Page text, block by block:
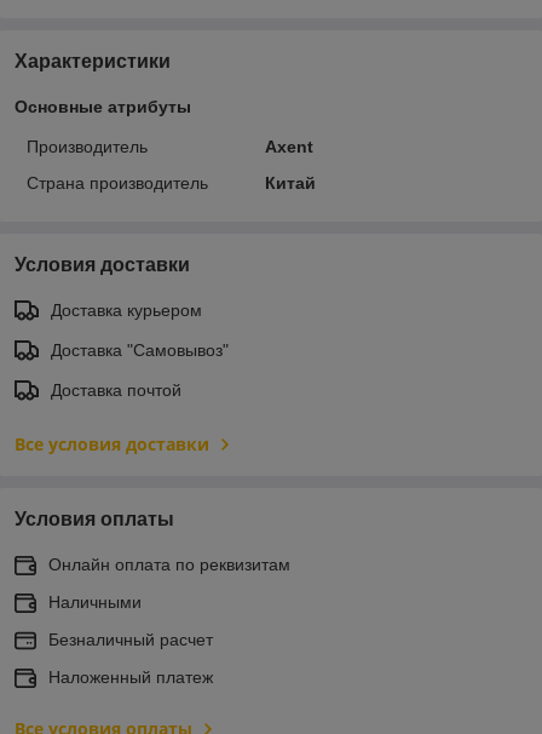
Характеристики
Основные атрибуты
Производитель
Axent
Страна производитель
Китай
Условия доставки
Доставка курьером
Доставка "Самовывоз"
Доставка почтой
Все условия доставки
Условия оплаты
Онлайн оплата по реквизитам
Наличными
Безналичный расчет
Наложенный платеж
Все условия оплаты